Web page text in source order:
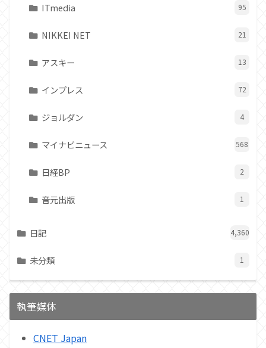
ITmedia 95
NIKKEI NET 21
アスキー 13
インプレス 72
ジョルダン 4
マイナビニュース 568
日経BP 2
音元出版 1
日記 4,360
未分類 1
執筆媒体
CNET Japan